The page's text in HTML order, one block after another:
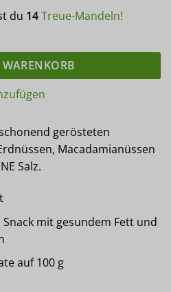
du 14Treue-Mandeln!
| Geröstet & Ungesalzen |
gerösteten
Macadamianüssen
Salz.
mit gesundem Fett und
auf 100 g